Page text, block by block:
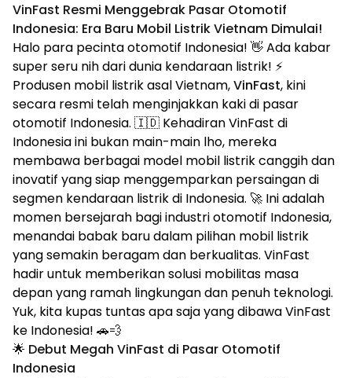
VinFast Resmi Menggebrak Pasar Otomotif
Indonesia: Era Baru Mobil Listrik Vietnam Dimulai!
Halo para pecinta otomotif Indonesia! 👋 Ada kabar
super seru nih dari dunia kendaraan listrik! ⚡
Produsen mobil listrik asal Vietnam,VinFast, kini
secara resmi telah menginjakkan kaki di pasar
otomotif Indonesia. 🇮🇩 Kehadiran VinFast di
Indonesia ini bukan main-main lho, mereka
membawa berbagai model mobil listrik canggih dan
inovatif yang siap menggemparkan persaingan di
segmen kendaraan listrik di Indonesia. 🚀 Ini adalah
momen bersejarah bagi industri otomotif Indonesia,
menandai babak baru dalam pilihan mobil listrik
yang semakin beragam dan berkualitas. VinFast
hadir untuk memberikan solusi mobilitas masa
depan yang ramah lingkungan dan penuh teknologi.
Yuk, kita kupas tuntas apa saja yang dibawa VinFast
ke Indonesia! 🚗💨
🌟 Debut Megah VinFast di Pasar Otomotif
Indonesia